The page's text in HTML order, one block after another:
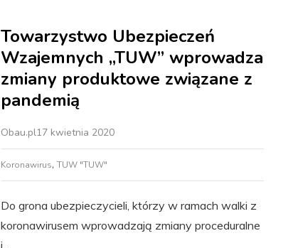
Towarzystwo Ubezpieczeń
Wzajemnych „TUW” wprowadza
zmiany produktowe związane z
pandemią
Obau.pl17 kwietnia 2020
Koronawirus, TUW "TUW"
Do grona ubezpieczycieli, którzy w ramach walki z
koronawirusem wprowadzają zmiany proceduralne
i…